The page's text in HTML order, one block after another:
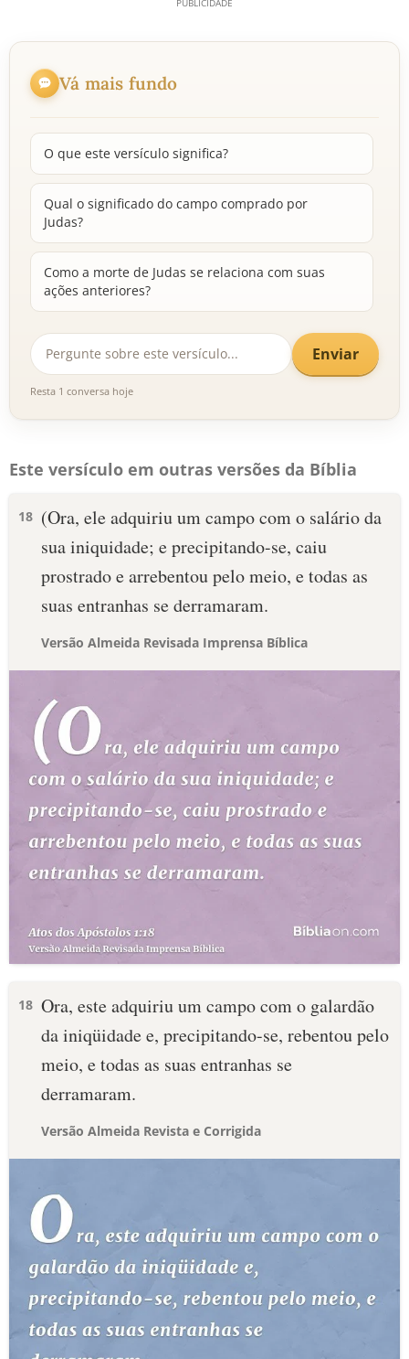
Vá mais fundo
O que este versículo significa?
Qual o significado do campo comprado por
Judas?
Como a morte de Judas se relaciona com suas
ações anteriores?
Enviar
Resta 1 conversa hoje
Este versículo em outras versões da Bíblia
18 (Ora, ele adquiriu um campo com o salário da
sua iniquidade; e precipitando-se, caiu
prostrado e arrebentou pelo meio, e todas as
suas entranhas se derramaram.
Versão Almeida Revisada Imprensa Bíblica
18 Ora, este adquiriu um campo com o galardão
da iniqüidade e, precipitando-se, rebentou pelo
meio, e todas as suas entranhas se
derramaram.
Versão Almeida Revista e Corrigida